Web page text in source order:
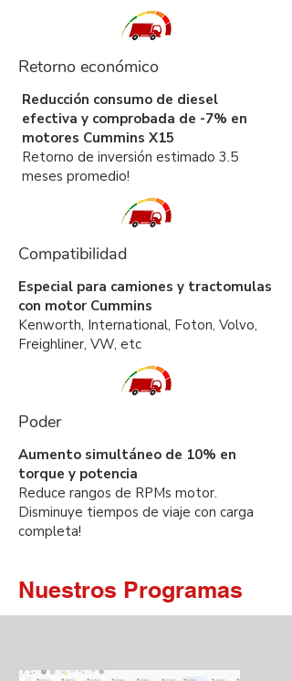
Retorno económico
Reducción consumo de diesel
efectiva y comprobada de -7% en
motores Cummins X15
Retorno de inversión estimado 3.5
meses promedio!
Compatibilidad
Especial para camiones y tractomulas
con motor Cummins
Kenworth, International, Foton, Volvo,
Freighliner, VW, etc
Poder
Aumento simultáneo de 10% en
torque y potencia
Reduce rangos de RPMs motor.
Disminuye tiempos de viaje con carga
completa!
Nuestros Programas